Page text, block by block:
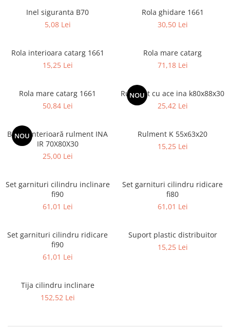
Transmisie Balkancar
Alte Piese Transmisie
Cardan Transmisie
Convertizoare de Cuplu
Pompe Transmisie
Piese Electrice Motostivuitor
Sistem Franare
Frana de Mana
Piese Frane Stivuitor
Placute de Frana
Pompe Frana
Tamburi Frana
Sistem Hidraulic
Sistem Hidraulic Motostivuitor
Sistem Racire
Pompe Apa
Radiatoare Racire
Termostate Răcire
Inel siguranta B70
5,08 Lei
Rola ghidare 1661
30,50 Lei
Rola interioara catarg 1661
15,25 Lei
Rola mare catarg
71,18 Lei
Rola mare catarg 1661
50,84 Lei
NOU
Rulment cu ace ina k80x88x30
25,42 Lei
NOU
Bucșă interioară rulment INA
IR 70X80X30
25,00 Lei
Rulment K 55x63x20
15,25 Lei
Set garnituri cilindru inclinare
fi90
61,01 Lei
Set garnituri cilindru ridicare
fi80
61,01 Lei
Set garnituri cilindru ridicare
fi90
61,01 Lei
Suport plastic distribuitor
15,25 Lei
Tija cilindru inclinare
152,52 Lei